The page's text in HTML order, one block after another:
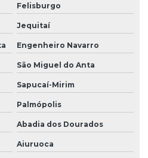
Felisburgo
Jequitaí
Engenheiro Navarro
São Miguel do Anta
Sapucaí-Mirim
Palmópolis
Abadia dos Dourados
Aiuruoca